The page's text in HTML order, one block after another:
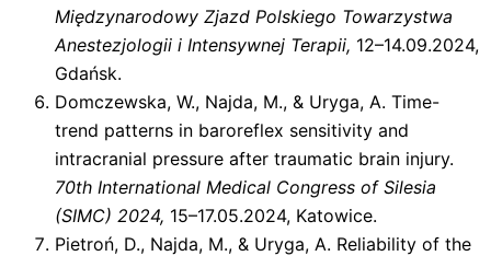
Międzynarodowy Zjazd Polskiego Towarzystwa
Anestezjologii i Intensywnej Terapii, 12–14.09.2024,
Gdańsk.
Domczewska, W., Najda, M., & Uryga, A. Time-
trend patterns in baroreflex sensitivity and
intracranial pressure after traumatic brain injury.
70th International Medical Congress of Silesia
(SIMC) 2024, 15–17.05.2024, Katowice.
Pietroń, D., Najda, M., & Uryga, A. Reliability of the